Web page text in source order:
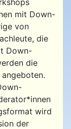
mit Down-
von
die
Down-
die
wird
der